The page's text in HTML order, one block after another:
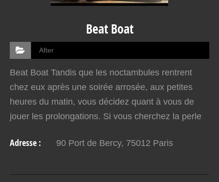
Beat Boat
After
Beat Boat Tandis que les noctambules rentrent
chez eux après une soirée arrosée, aux petites
heures du matin, vous décidez quant à vous de
jouer les prolongations. Si vous cherchez la perle
du matin…
Adresse : 90 Port de Bercy, 75012 Paris